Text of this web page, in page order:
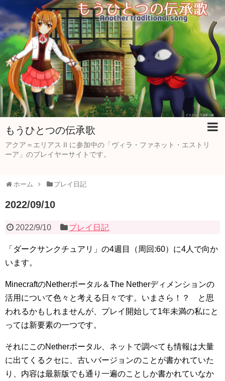
もうひとつの伝承歌
アクア＝エリアス II に参加中の「ヴィラ・ファネット・エストリ
ーア」のプレイヤーサイトです。
ホーム プレイ日記
2022/09/10
2022/9/10 プレイ日記
「ダークサンクチュアリ」の4週目（周回:60）に4人で向か
います。
MinecraftのNetherポータル＆The Netherディメンションの
活用について色々と考える日々です。いまさら！？ と思
われるかもしれませんが、プレイ開始して1年未満の私にと
っては新要素の一つです。
それにこのNetherポータル、ネットで調べても情報は大量
に出てくるクセに、古いバージョンのことが書かれていた
り、内容は最新版でも通り一遍のことしか書かれていなか